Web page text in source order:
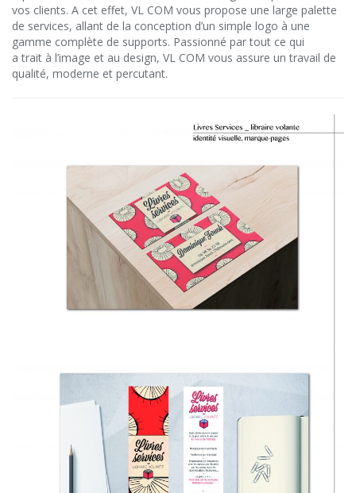
vos clients. A cet effet, VL COM vous propose une large palette
de services, allant de la conception d’un simple logo à une
gamme complète de supports. Passionné par tout ce qui
a trait à l’image et au design, VL COM vous assure un travail de
qualité, moderne et percutant.